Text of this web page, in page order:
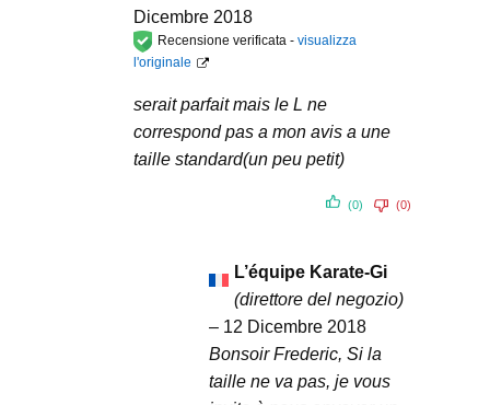
Dicembre 2018
Recensione verificata -visualizza
l'originale
serait parfait mais le L ne
correspond pas a mon avis a une
taille standard(un peu petit)
(0) (0)
L’équipe Karate-Gi
(direttore del negozio)
– 12 Dicembre 2018
Bonsoir Frederic, Si la
taille ne va pas, je vous